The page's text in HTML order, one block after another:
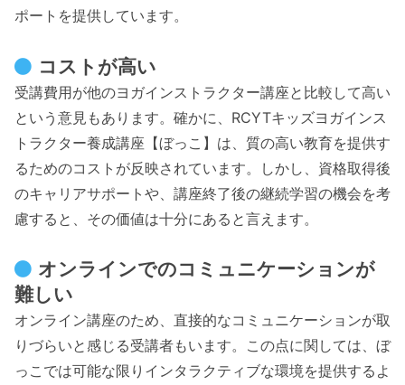
ポートを提供しています。
コストが高い
受講費用が他のヨガインストラクター講座と比較して高い
という意見もあります。確かに、RCYTキッズヨガインス
トラクター養成講座【ぼっこ】は、質の高い教育を提供す
るためのコストが反映されています。しかし、資格取得後
のキャリアサポートや、講座終了後の継続学習の機会を考
慮すると、その価値は十分にあると言えます。
オンラインでのコミュニケーションが
難しい
オンライン講座のため、直接的なコミュニケーションが取
りづらいと感じる受講者もいます。この点に関しては、ぼ
っこでは可能な限りインタラクティブな環境を提供するよ